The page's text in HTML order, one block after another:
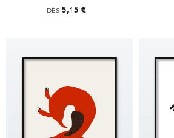
DÈS 5,15 €